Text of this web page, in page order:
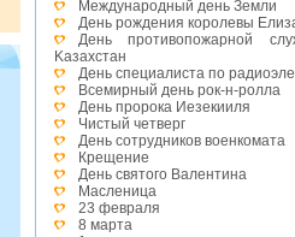
Международный день Земли
День рождения королевы
День противопожарной
Kазахстан
День специалиста по
Всемирный день рок-н-ролла
День пророка Иезекииля
Чистый четверг
День сотрудников военкомата
Крещение
День святого Валентина
Масленица
23 февраля
8 марта